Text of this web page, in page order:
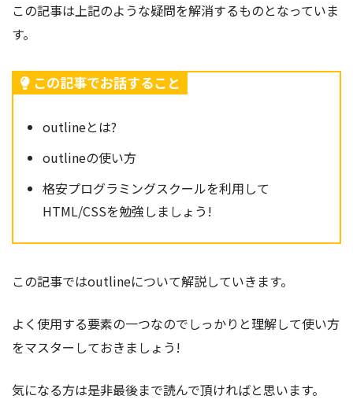
この記事は上記のような疑問を解消するものとなっていま
す。
この記事でお話すること
outlineとは?
outlineの使い方
格安プログラミングスクールを利用して
HTML/CSSを勉強しましょう!
この記事ではoutlineについて解説していきます。
よく使用する要素の一つなのでしっかりと理解して使い方
をマスターしておきましょう!
気になる方は是非最後まで読んで頂ければと思います。